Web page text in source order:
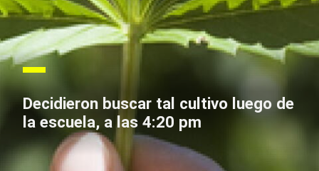
Decidieron buscar tal cultivo luego de
la escuela, a las 4:20 pm